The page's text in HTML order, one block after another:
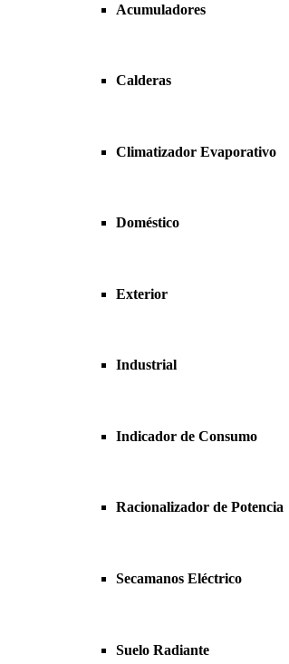
Acumuladores
Calderas
Climatizador Evaporativo
Doméstico
Exterior
Industrial
Indicador de Consumo
Racionalizador de Potencia
Secamanos Eléctrico
Suelo Radiante